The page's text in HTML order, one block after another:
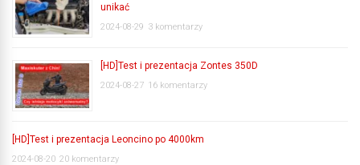
unikać
2024-08-29 3 komentarzy
[HD]Test i prezentacja Zontes 350D
2024-08-27 16 komentarzy
[HD]Test i prezentacja Leoncino po 4000km
2024-08-20 20 komentarzy